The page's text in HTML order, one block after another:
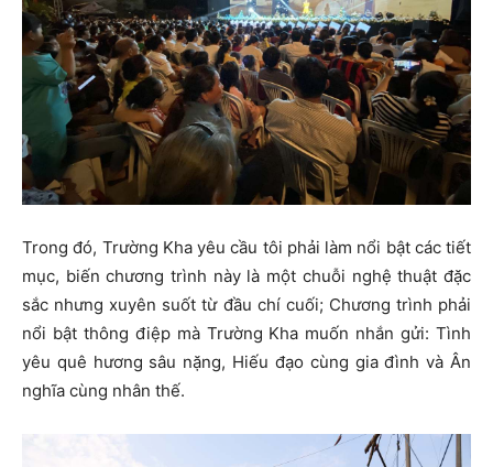
Trong đó, Trường Kha yêu cầu tôi phải làm nổi bật các tiết
mục, biến chương trình này là một chuỗi nghệ thuật đặc
sắc nhưng xuyên suốt từ đầu chí cuối; Chương trình phải
nổi bật thông điệp mà Trường Kha muốn nhắn gửi: Tình
yêu quê hương sâu nặng, Hiếu đạo cùng gia đình và Ân
nghĩa cùng nhân thế.